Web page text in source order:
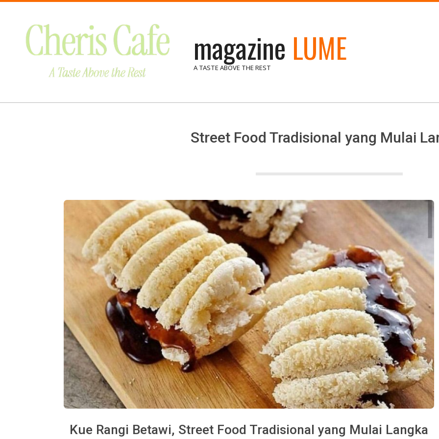
content
magazine LUME
A TASTE ABOVE THE REST
Street Food Tradisional yang Mulai
Kue Rangi Betawi, Street Food Tradisional yang Mulai Langka